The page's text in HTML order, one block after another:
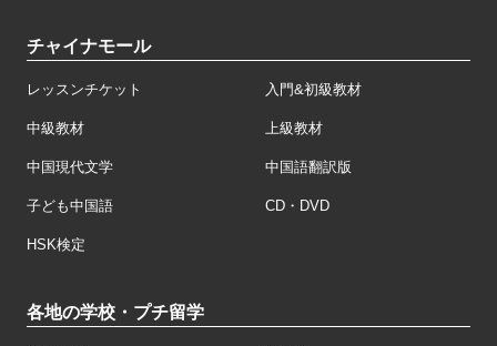
チャイナモール
レッスンチケット 入門&初級教材
中級教材 上級教材
中国現代文学 中国語翻訳版
子ども中国語 CD・DVD
HSK検定
各地の学校・プチ留学